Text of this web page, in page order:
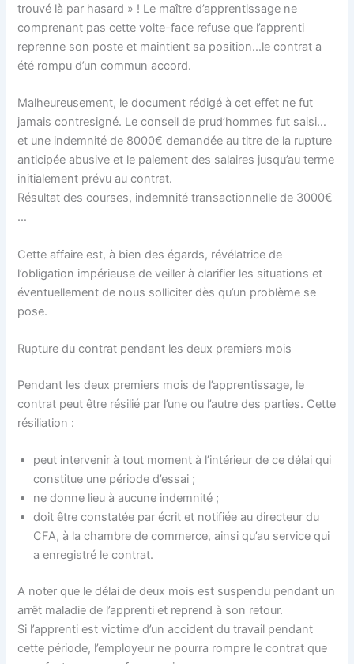
trouvé là par hasard » ! Le maître d’apprentissage ne
comprenant pas cette volte-face refuse que l’apprenti
reprenne son poste et maintient sa position…le contrat a
été rompu d’un commun accord.
Malheureusement, le document rédigé à cet effet ne fut
jamais contresigné. Le conseil de prud’hommes fut saisi…
et une indemnité de 8000€ demandée au titre de la rupture
anticipée abusive et le paiement des salaires jusqu’au terme
initialement prévu au contrat.
Résultat des courses, indemnité transactionnelle de 3000€
…
Cette affaire est, à bien des égards, révélatrice de
l’obligation impérieuse de veiller à clarifier les situations et
éventuellement de nous solliciter dès qu’un problème se
pose.
Rupture du contrat pendant les deux premiers mois
Pendant les deux premiers mois de l’apprentissage, le
contrat peut être résilié par l’une ou l’autre des parties. Cette
résiliation :
peut intervenir à tout moment à l’intérieur de ce délai qui
constitue une période d’essai ;
ne donne lieu à aucune indemnité ;
doit être constatée par écrit et notifiée au directeur du
CFA, à la chambre de commerce, ainsi qu’au service qui
a enregistré le contrat.
A noter que le délai de deux mois est suspendu pendant un
arrêt maladie de l’apprenti et reprend à son retour.
Si l’apprenti est victime d’un accident du travail pendant
cette période, l’employeur ne pourra rompre le contrat que